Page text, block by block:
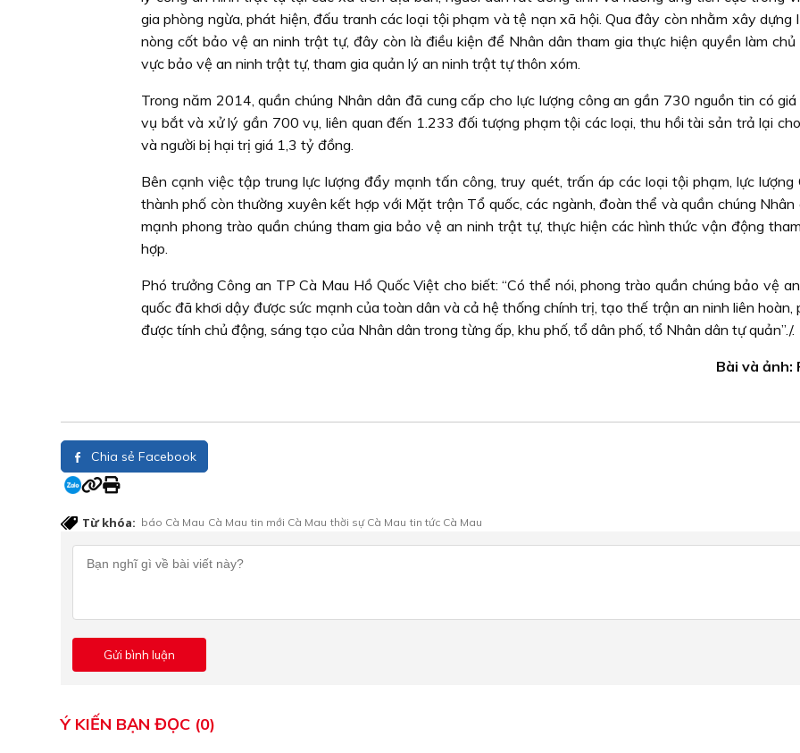
gia phòng ngừa, phát hiện, đấu tranh các loại tội phạm và tệ nạn xã hội. Qua đây còn nhằm xây dựng
nòng cốt bảo vệ an ninh trật tự, đây còn là điều kiện để Nhân dân tham gia thực hiện quyền làm chủ
vực bảo vệ an ninh trật tự, tham gia quản lý an ninh trật tự thôn xóm.
Trong năm 2014, quần chúng Nhân dân đã cung cấp cho lực lượng công an gần 730 nguồn tin có
vụ bắt và xử lý gần 700 vụ, liên quan đến 1.233 đối tượng phạm tội các loại, thu hồi tài sản trả lại
và người bị hại trị giá 1,3 tỷ đồng.
Bên cạnh việc tập trung lực lượng đẩy mạnh tấn công, truy quét, trấn áp các loại tội phạm, lực lượng
thành phố còn thường xuyên kết hợp với Mặt trận Tổ quốc, các ngành, đoàn thể và quần chúng
mạnh phong trào quần chúng tham gia bảo vệ an ninh trật tự, thực hiện các hình thức vận động
hợp.
Phó trưởng Công an TP Cà Mau Hồ Quốc Việt cho biết: “Có thể nói, phong trào quần chúng bảo vệ
quốc đã khơi dậy được sức mạnh của toàn dân và cả hệ thống chính trị, tạo thế trận an ninh liên hoàn,
được tính chủ động, sáng tạo của Nhân dân trong từng ấp, khu phố, tổ dân phố, tổ Nhân dân tự quản”./.
Bài và ảnh:
Chia sẻ Facebook
Từ khóa: báo Cà Mau Cà Mau tin mới Cà Mau thời sự Cà Mau tin tức Cà Mau
Ý KIẾN BẠN ĐỌC (0)